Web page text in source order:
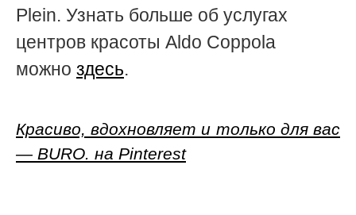
Plein. Узнать больше об услугах
центров красоты Aldo Coppola
можно здесь.
Красиво, вдохновляет и только для вас
— BURO. на Pinterest